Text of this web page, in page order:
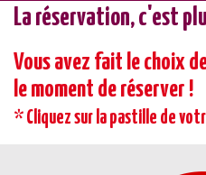
La réservation, c'est
Vous avez fait le choix
le moment de réserver !
* Cliquez sur la pastille de